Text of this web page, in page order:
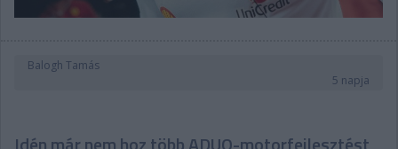
Balogh Tamás
5 napja